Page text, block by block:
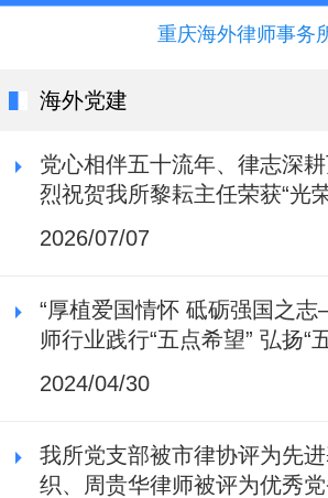
重庆海外律师事务
海外党建
党心相伴五十流年、律志深耕
烈祝贺我所黎耘主任荣获“光
纪念章
2026/07/07
“厚植爱国情怀 砥砺强国之志——重庆律
师行业践行“五点希望” 弘扬“
题活动”
2024/04/30
我所党支部被市律协评为先
织、周贵华律师被评为优秀